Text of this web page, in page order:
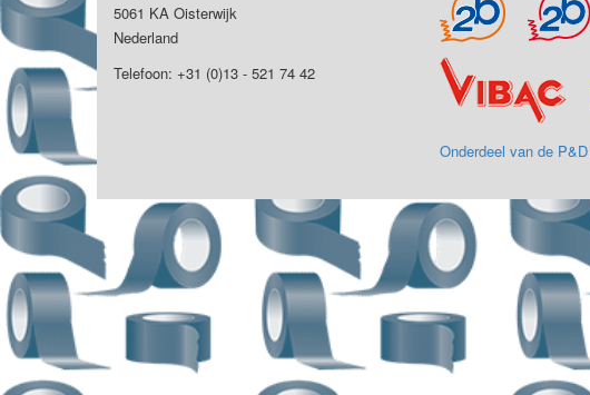
5061 KA Oisterwijk
Nederland
Telefoon: +31 (0)13 - 521 74 42
Onderdeel van de